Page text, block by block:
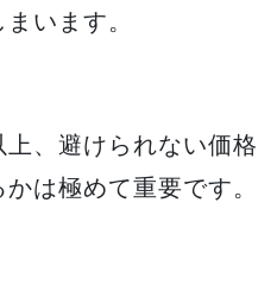
います。
、避けられない価格
は極めて重要です。